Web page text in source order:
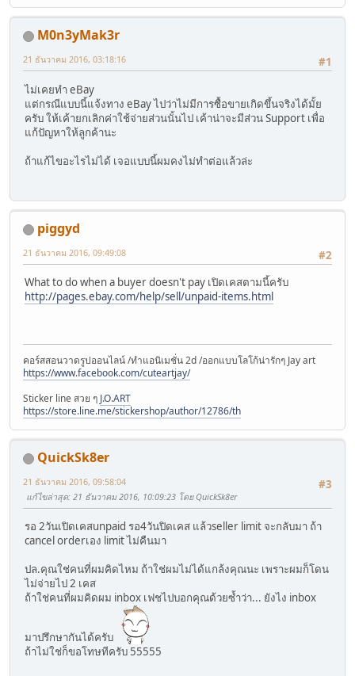
M0n3yMak3r
#1
21 ธันวาคม 2016, 03:18:16
ไม่เคยทำ eBay
แต่กรณีแบบนี้แจ้งทาง eBay ไปว่าไม่มีการซื้อขายเกิดขึ้นจริงได้มั้ย
ครับ ให้เค้ายกเลิกค่าใช้จ่ายส่วนนั้นไป เค้าน่าจะมีส่วน Support เพื่อ
แก้ปัญหาให้ลูกค้านะ
ถ้าแก้ไขอะไรไม่ได้ เจอแบบนี้ผมคงไม่ทำต่อแล้วล่ะ
piggyd
#2
21 ธันวาคม 2016, 09:49:08
What to do when a buyer doesn't pay เปิดเคสตามนี้ครับ
http://pages.ebay.com/help/sell/unpaid-items.html
คอร์สสอนวาดรูปออนไลน์ /ทำแอนิเมชั่น 2d /ออกแบบโลโก้น่ารักๆ Jay art
https://www.facebook.com/cuteartjay/
Sticker line สวย ๆ J.O.ART
https://store.line.me/stickershop/author/12786/th
QuickSk8er
#3
21 ธันวาคม 2016, 09:58:04
แก้ไขล่าสุด: 21 ธันวาคม 2016, 10:09:23 โดย QuickSk8er
รอ 2วันเปิดเคสunpaid รอ4วันปิดเคส แล้วseller limit จะกลับมา ถ้า
cancel orderเอง limit ไม่คืนมา
ปล.คุณใช่คนที่ผมคิดไหม ถ้าใช่ผมไม่ได้แกล้งคุณนะ เพราะผมก็โดน
ไม่จ่ายไป 2 เคส
ถ้าใช่คนที่ผมคิดผม inbox เฟชไปบอกคุณด้วยซ้ำว่า... ยังไง inbox
มาปรึกษากันได้ครับ
ถ้าไม่ใช่ก็ขอโทษทีครับ 55555